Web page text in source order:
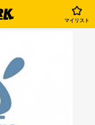
マイリスト